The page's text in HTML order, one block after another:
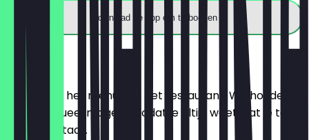
Download de app om te boeken
Menu
Hier vind je het menu van het restaurant. We houden
het zo actueel mogelijk, zodat je altijd weet wat je te
wachten staat.